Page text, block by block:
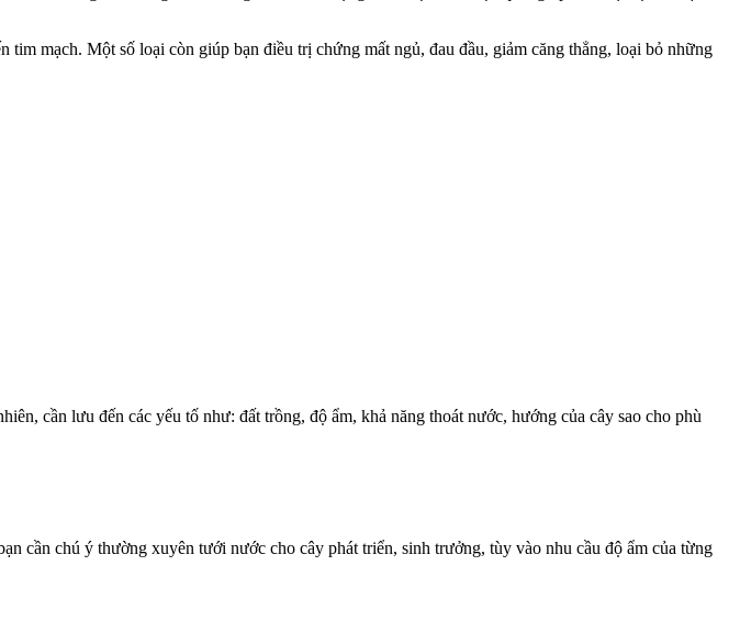
mạch. Một số loại còn giúp bạn điều trị chứng mất ngủ, đau đầu, giảm căng thẳng, loại bỏ những
cần lưu đến các yếu tố như: đất trồng, độ ẩm, khả năng thoát nước, hướng của cây sao cho phù
cần chú ý thường xuyên tưới nước cho cây phát triển, sinh trưởng, tùy vào nhu cầu độ ẩm của từng